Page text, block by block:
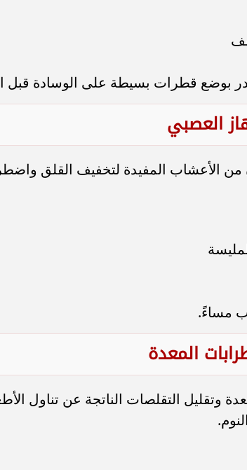
بوضع قطرات بسيطة على الوسادة قبل
العصبي
من الأعشاب المفيدة لتخفيف القلق
مساءً.
المعدة
وتقليل التقلصات الناتجة عن تناول